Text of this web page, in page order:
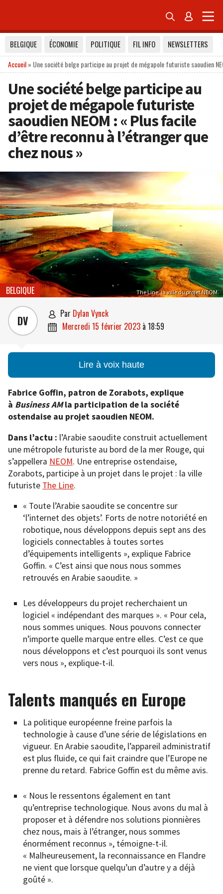
 
BELGIQUE ÉCONOMIE POLITIQUE FIL INFO
NEWSLETTERS
Accueil» Une société belge participe au projet de mégapole futuriste saoudien
Une société belge participe au
projet de mégapole futuriste
saoudien NEOM : « Plus facile
d’être reconnu à l’étranger que
chez nous »
The Line, la ville du projet NEOM.
BELGIQUE
DV  par Dylan Vynck
 mercredi 15 février 2023 à 18:59
Lire à voix haute
Fabrice Goffin, patron de Zorabots, explique
à Business AMla participation de la société
ostendaise au projet saoudien NEOM.
Dans l’actu : l’Arabie saoudite construit actuellement
une métropole futuriste au bord de la mer Rouge, qui
s’appellera NEOM. Une entreprise ostendaise,
Zorabots, participe à un projet dans le projet : la ville
futuriste The Line.
« Toute l’Arabie saoudite se concentre sur
‘l’internet des objets’. Forts de notre notoriété en
robotique, nous développons depuis sept ans des
logiciels connectables à toutes sortes
d’équipements intelligents », explique Fabrice
Goffin. « C’est ainsi que nous nous sommes
retrouvés en Arabie saoudite. »
Les développeurs du projet recherchaient un
logiciel « indépendant des marques ». « Pour cela,
nous sommes uniques. Nous pouvons connecter
n’importe quelle marque entre elles. C’est ce que
nous développons et c’est pourquoi ils sont venus
vers nous », explique-t-il.
Talents manqués en Europe
La politique européenne freine parfois la
technologie à cause d’une série de législations en
vigueur. En Arabie saoudite, l’appareil administratif
est plus fluide, ce qui fait craindre que l’Europe ne
prenne du retard. Fabrice Goffin est du même avis.
« Nous le ressentons également en tant
qu’entreprise technologique. Nous avons du mal à
proposer et à défendre nos solutions pionnières
chez nous, mais à l’étranger, nous sommes
énormément reconnus », témoigne-t-il.
« Malheureusement, la reconnaissance en Flandre
ne vient que lorsque quelqu’un d’autre y a déjà
goûté ».